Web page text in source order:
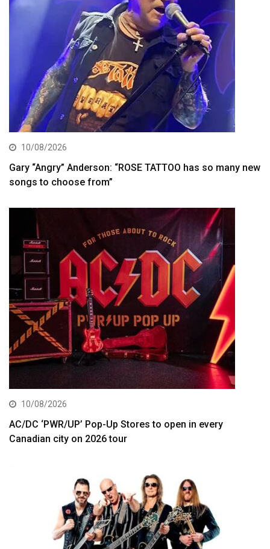
10/08/2026
Gary “Angry” Anderson: “ROSE TATTOO has so many new
songs to choose from”
10/08/2026
AC/DC ‘PWR/UP’ Pop-Up Stores to open in every
Canadian city on 2026 tour